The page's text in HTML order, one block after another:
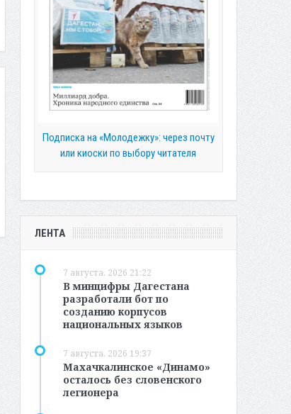
Подписка на «Молодежку»: через почту
или киоски по выбору читателя
ЛЕНТА
7 августа, 2026 21:22
В минцифры Дагестана
разработали бот по
созданию корпусов
национальных языков
7 августа, 2026 19:37
Махачкалинское «Динамо»
осталось без словенского
легионера